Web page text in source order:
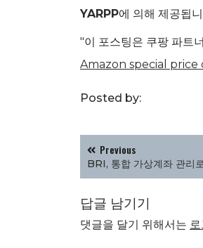
YARPP에 의해 제공됩
"이 포스팅은 쿠팡 파트
Amazon special price
Posted by:
글
탐
색
Previous
BRI, 통합 가상계좌 관리
답글 남기기
댓글을 달기 위해서는